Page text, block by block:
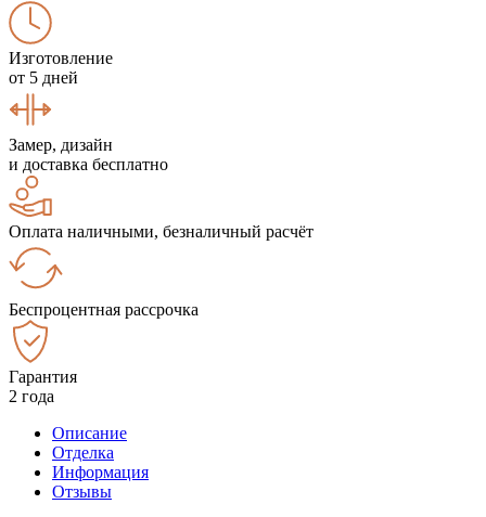
Изготовление
от 5 дней
Замер, дизайн
и доставка бесплатно
Оплата наличными, безналичный расчёт
Беспроцентная рассрочка
Гарантия
2 года
Описание
Отделка
Информация
Отзывы